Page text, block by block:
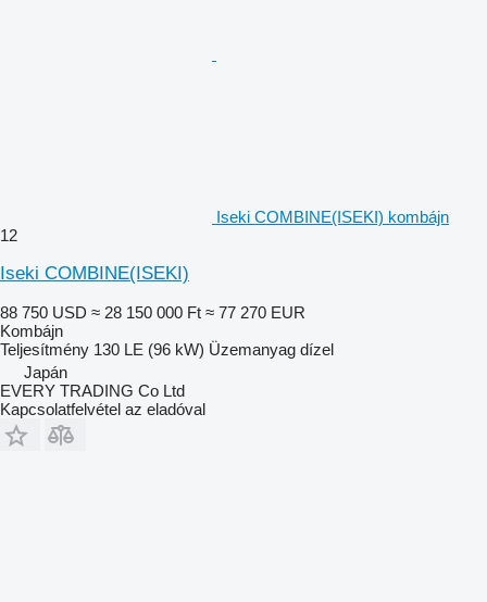
Iseki COMBINE(ISEKI) kombájn
12
Iseki COMBINE(ISEKI)
88 750 USD ≈ 28 150 000 Ft ≈ 77 270 EUR
Kombájn
Teljesítmény 130 LE (96 kW) Üzemanyag dízel
Japán
EVERY TRADING Co Ltd
Kapcsolatfelvétel az eladóval